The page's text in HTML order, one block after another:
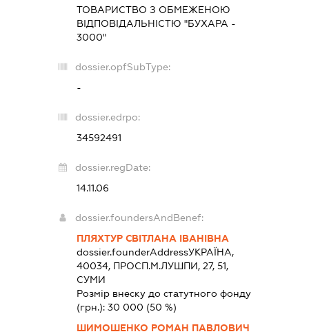
ТОВАРИСТВО З ОБМЕЖЕНОЮ
ВІДПОВІДАЛЬНІСТЮ "БУХАРА -
3000"
dossier.opfSubType:
-
dossier.edrpo:
34592491
dossier.regDate:
14.11.06
dossier.foundersAndBenef:
ПЛЯХТУР СВІТЛАНА ІВАНІВНА
dossier.founderAddressУКРАЇНА,
40034, ПРОСП.М.ЛУШПИ, 27, 51,
СУМИ
Розмір внеску до статутного фонду
(грн.): 30 000 (50 %)
ШИМОШЕНКО РОМАН ПАВЛОВИЧ